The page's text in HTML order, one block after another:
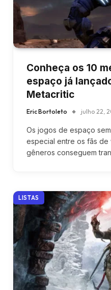
Conheça os 10
espaço já
Metacritic
Eric Bortoleto julho 22,
Os jogos de espaço
especial entre os fãs de
gêneros conseguem
LISTAS